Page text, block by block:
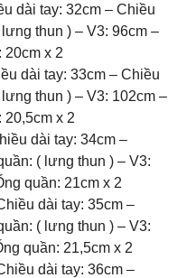
dài tay: 32cm – Chiều
thun ) – V3: 96cm –
20cm x 2
dài tay: 33cm – Chiều
thun ) – V3: 102cm –
20,5cm x 2
dài tay: 34cm –
( lưng thun ) – V3:
quần: 21cm x 2
dài tay: 35cm –
( lưng thun ) – V3:
quần: 21,5cm x 2
dài tay: 36cm –